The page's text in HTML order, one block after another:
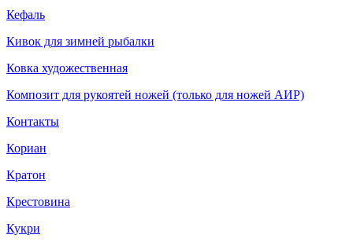
Кефаль
Кивок для зимней рыбалки
Ковка художественная
Композит для рукоятей ножей (только для ножей АИР)
Контакты
Кориан
Кратон
Крестовина
Кукри